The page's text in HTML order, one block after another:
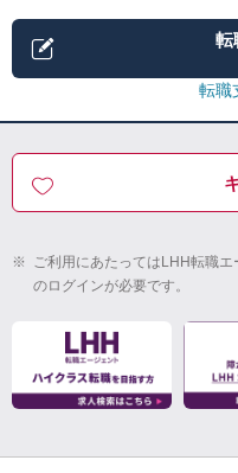
転
転職
※ ご利用にあたってはLHH転職
のログインが必要です。